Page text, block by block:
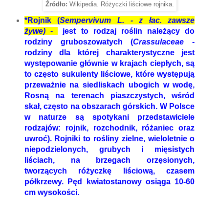
Źródło: Wikipedia. Różyczki liściowe rojnika.
*Rojnik (Sempervivum L. - z łac. zawsze
żywe)-
jest to rodzaj roślin należący do
rodziny gruboszowatych (Crassulaceae -
rodziny dla której charakterystyczne jest
występowanie głównie w krajach ciepłych, są
to często sukulenty liściowe, które występują
przeważnie na siedliskach ubogich w wodę,
Rosną na terenach piaszczystych, wśród
skał, często na obszarach górskich. W Polsce
w naturze są spotykani przedstawiciele
rodzajów: rojnik, rozchodnik, różaniec oraz
uwroć). Rojniki to rośliny zielne, wieloletnie o
niepodzielonych, grubych i mięsistych
liściach, na brzegach orzęsionych,
tworzących różyczkę liściową, czasem
półkrzewy. Pęd kwiatostanowy osiąga 10-60
cm wysokości.